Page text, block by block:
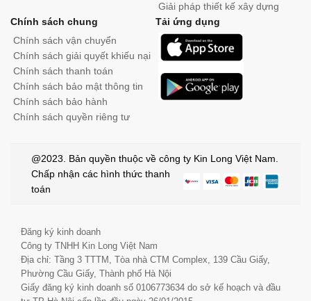
Giải pháp thiết kế xây dựng
Chính sách chung
Chính sách vận chuyển
Chính sách giải quyết khiếu nại
Chính sách thanh toán
Chính sách bảo mật thông tin
Chính sách bảo hành
Chính sách quyền riêng tư
Tải ứng dụng
@2023. Bản quyền thuộc về công ty Kin Long Việt Nam.
Chấp nhận các hình thức thanh
toán
Đăng ký kinh doanh
Công ty TNHH Kin Long Việt Nam
Địa chỉ: Tầng 3 TTTM, Tòa nhà CTM Complex, 139 Cầu Giấy,
Phường Cầu Giấy, Thành phố Hà Nội
Giấy đăng ký kinh doanh số 0106773634 do sở kế hoạch và đầu